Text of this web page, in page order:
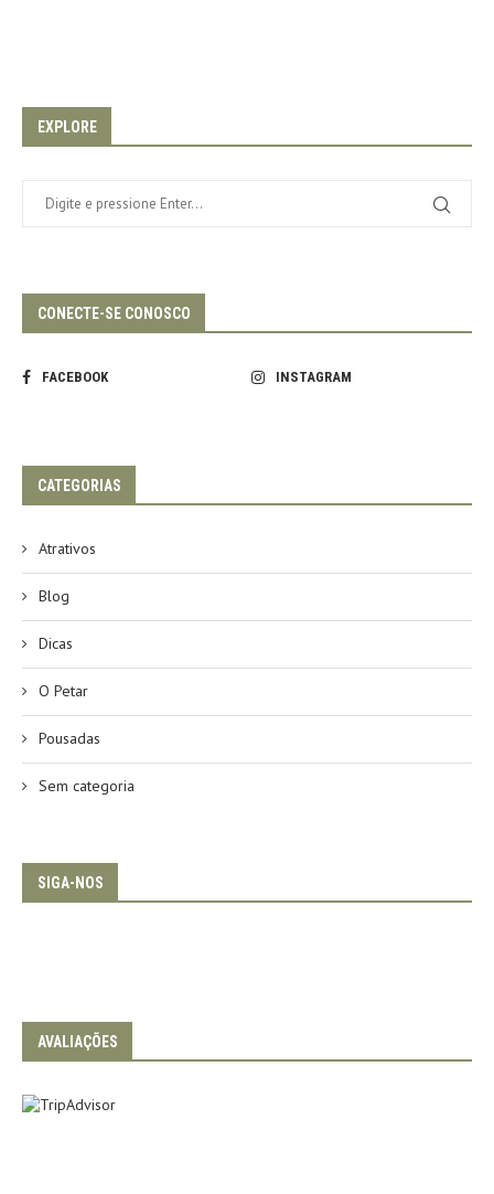
EXPLORE
CONECTE-SE CONOSCO
FACEBOOK INSTAGRAM
CATEGORIAS
Atrativos
Blog
Dicas
O Petar
Pousadas
Sem categoria
SIGA-NOS
AVALIAÇÕES